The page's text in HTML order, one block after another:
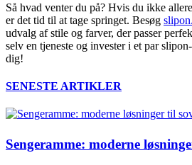
Så hvad venter du på? Hvis du ikke
er det tid til at tage springet. Besøg
udvalg af stile og farver, der passer
selv en tjeneste og invester i et par
dig!
SENESTE ARTIKLER
Sengeramme: moderne